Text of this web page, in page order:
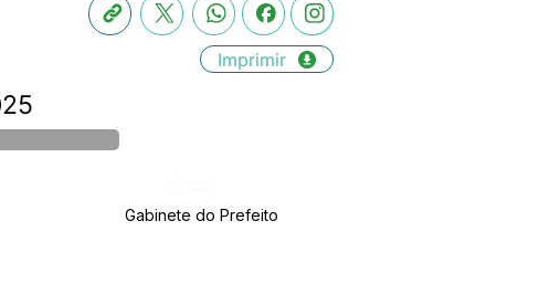
Imprimir
Gabinete do Prefeito